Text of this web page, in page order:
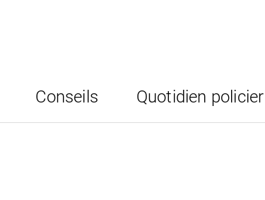
Conseils Quotidien policier